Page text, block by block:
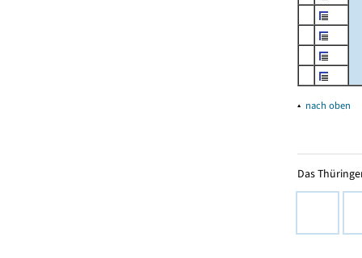
▴ nach oben
Das